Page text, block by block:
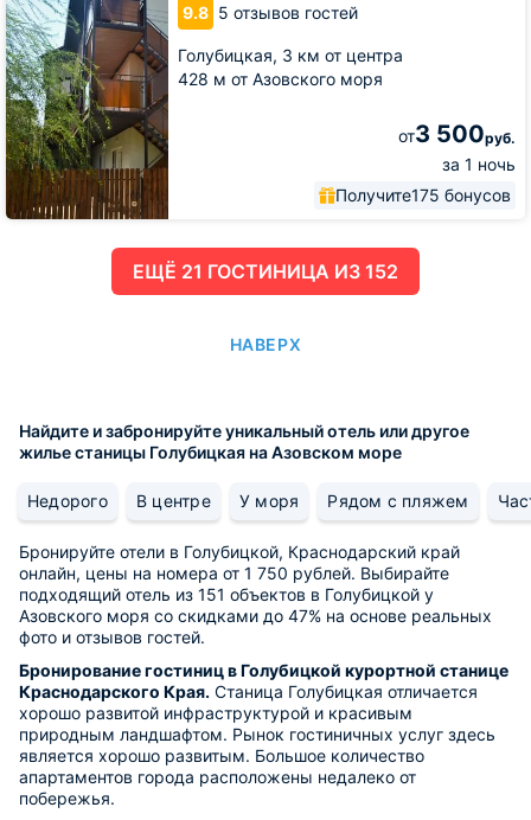
9.8 5 отзывов гостей
Голубицкая, 3 км от центра
428 м от Азовского моря
от3 500руб.
за 1 ночь
Получите175 бонусов
ЕЩË 21 ГОСТИНИЦА ИЗ 152
НАВЕРХ
Найдите и забронируйте уникальный отель или другое
жилье станицы Голубицкая на Азовском море
Недорого В центре У моря Рядом с пляжем
Бронируйте отели в Голубицкой, Краснодарский край
онлайн, цены на номера от 1 750 рублей. Выбирайте
подходящий отель из 151 объектов в Голубицкой у
Азовского моря со скидками до 47% на основе реальных
фото и отзывов гостей.
Бронирование гостиниц в Голубицкой курортной станице
Краснодарского Края. Станица Голубицкая отличается
хорошо развитой инфраструктурой и красивым
природным ландшафтом. Рынок гостиничных услуг здесь
является хорошо развитым. Большое количество
апартаментов города расположены недалеко от
побережья.